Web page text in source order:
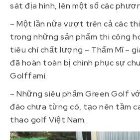
sát địa hình, lên một số các
– Một lần nữa vượt trên cả các
trong những sản phẩm thi công
tiêu chí chất lượng – Thẩm Mĩ –
đã hoàn toàn bị chinh phục sự
Golffami.
– Những siêu phẩm Green Golf
đáo chưa từng có, tạo nên tầm
thao golf Việt Nam.